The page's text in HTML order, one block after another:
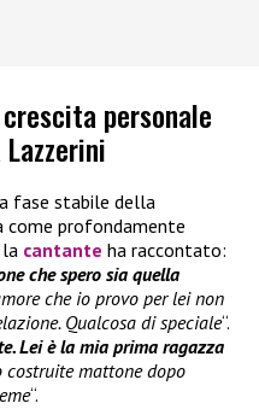
personale
fase stabile della
come profondamente
la cantante ha raccontato:
che spero sia quella
che io provo per lei non
Qualcosa di speciale“.
Lei è la mia prima ragazza
costruite mattone dopo
“.